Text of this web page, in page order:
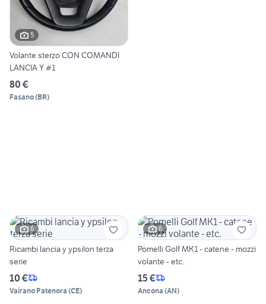
5
Volante sterzo CON COMANDI
LANCIA Y #1
80 €
Fasano(BR)
6
Ricambi lancia y ypsilon terza
serie
10 €
Vairano Patenora (CE)
6
Pomelli Golf MK1 - catene - mozzi
volante - etc.
15 €
Ancona (AN)